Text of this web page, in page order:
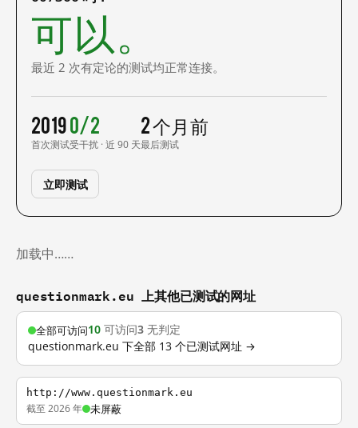
可以。
最近 2 次有定论的测试均正常连接。
2019
首次测试
0/2
受干扰 · 近 90 天
2 个月前
最后测试
立即测试
加载中……
questionmark.eu 上其他已测试的网址
全部可访问10 可访问3 无判定
questionmark.eu 下全部 13 个已测试网址 →
http://www.questionmark.eu
截至 2026 年 未屏蔽